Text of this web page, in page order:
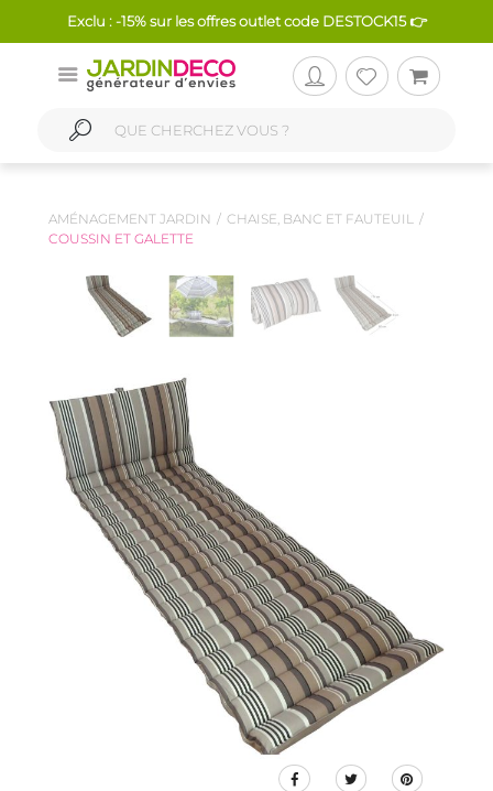
Exclu : -15% sur les offres outlet code DESTOCK15 👉
AMÉNAGEMENT JARDIN
CHAISE, BANC ET FAUTEUIL
COUSSIN ET GALETTE